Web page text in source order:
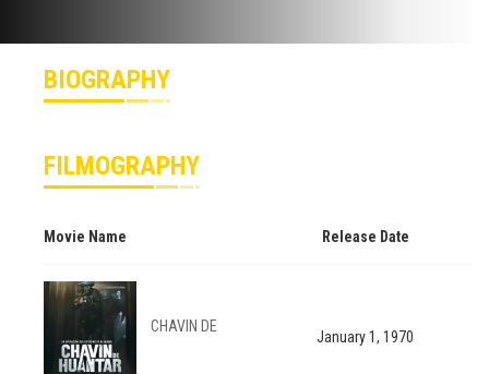
BIOGRAPHY
FILMOGRAPHY
Movie Name Release Date
CHAVIN DE
January 1, 1970